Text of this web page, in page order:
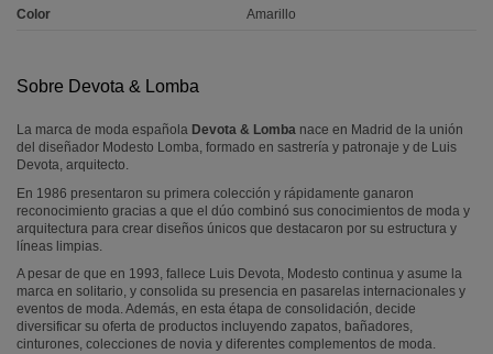
Color Amarillo
Sobre Devota & Lomba
La marca de moda española Devota & Lomba nace en Madrid de la unión
del diseñador Modesto Lomba, formado en sastrería y patronaje y de Luis
Devota, arquitecto.
En 1986 presentaron su primera colección y rápidamente ganaron
reconocimiento gracias a que el dúo combinó sus conocimientos de moda y
arquitectura para crear diseños únicos que destacaron por su estructura y
líneas limpias.
A pesar de que en 1993, fallece Luis Devota, Modesto continua y asume la
marca en solitario, y consolida su presencia en pasarelas internacionales y
eventos de moda. Además, en esta étapa de consolidación, decide
diversificar su oferta de productos incluyendo zapatos, bañadores,
cinturones, colecciones de novia y diferentes complementos de moda.